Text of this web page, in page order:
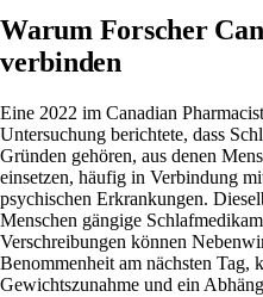
Warum Forscher
verbinden
Eine 2022 im Canadian
Untersuchung berichtete, dass
Gründen gehören, aus denen
einsetzen, häufig in Verbindung
psychischen Erkrankungen.
Menschen gängige
Verschreibungen können
Benommenheit am nächsten Tag,
Gewichtszunahme und ein